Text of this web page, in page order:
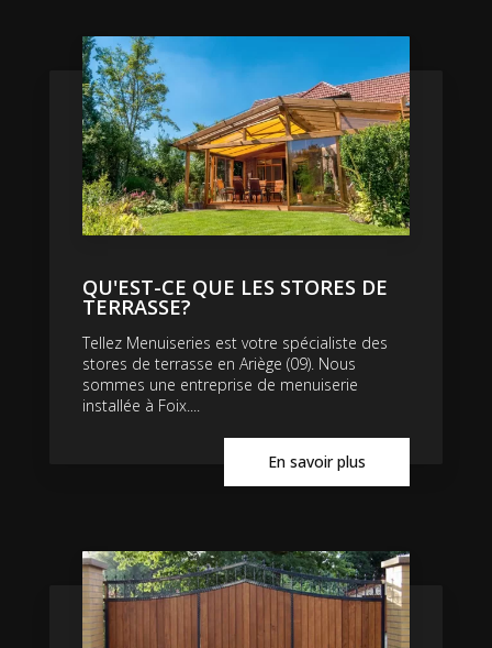
QU'EST-CE QUE LES STORES DE
TERRASSE?
Tellez Menuiseries est votre spécialiste des
stores de terrasse en Ariège (09). Nous
sommes une entreprise de menuiserie
installée à Foix....
En savoir plus